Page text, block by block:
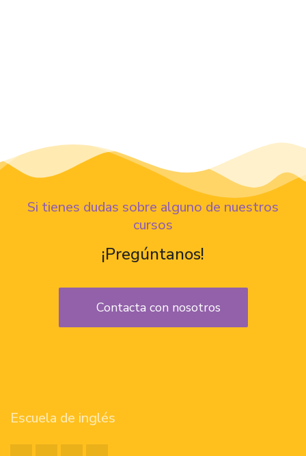
Si tienes dudas sobre alguno de nuestros
cursos
¡Pregúntanos!
Contacta con nosotros
Escuela de inglés